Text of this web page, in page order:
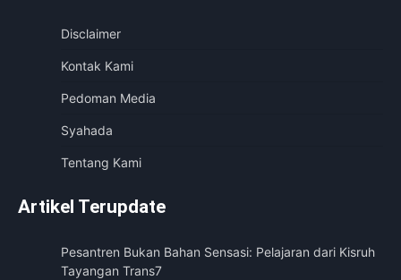
Disclaimer
Kontak Kami
Pedoman Media
Syahada
Tentang Kami
Artikel Terupdate
Pesantren Bukan Bahan Sensasi: Pelajaran dari Kisruh
Tayangan Trans7